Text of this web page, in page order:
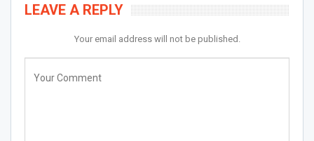
LEAVE A REPLY
Your email address will not be published.